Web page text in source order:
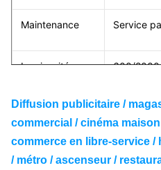
Maintenance Service
Luminosité 600/2000
Puissance max. 390W/m²
Puissance
moyenne
136W/m²
Diffusion publicitaire /
commercial / cinéma
commerce en libre-service
/ métro / ascenseur /